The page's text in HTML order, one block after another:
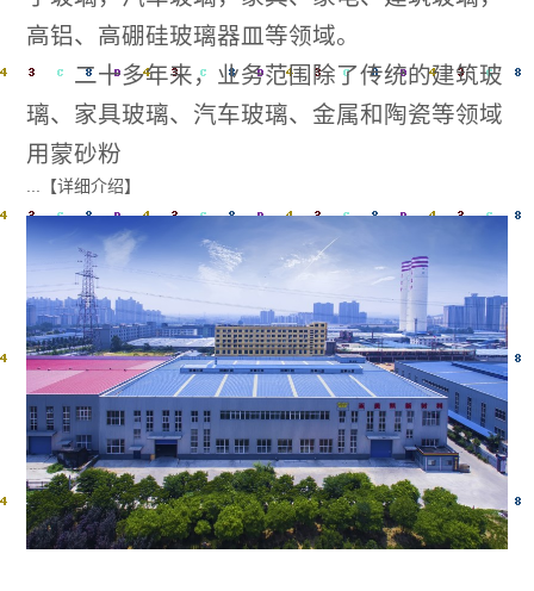
高铝、高硼硅玻璃器皿等领域。
二十多年来，业务范围除了传统的建筑玻
璃、家具玻璃、汽车玻璃、金属和陶瓷等领域
用蒙砂粉
【详细介绍】